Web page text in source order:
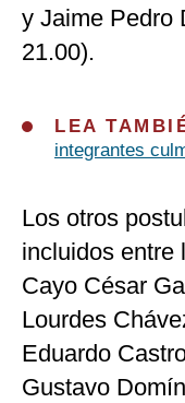
y Jaime Pedro
21.00).
LEA
integrantes
Los otros
incluidos entre
Cayo César
Lourdes
Eduardo
Gustavo